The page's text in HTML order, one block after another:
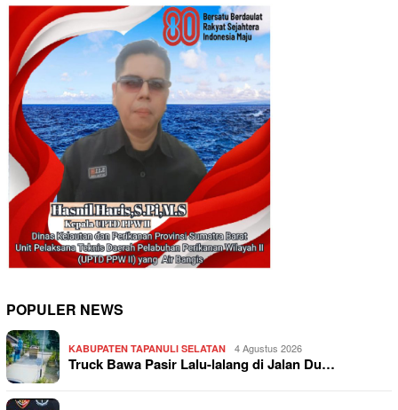
POPULER NEWS
KABUPATEN TAPANULI SELATAN 4 Agustus 2026
Truck Bawa Pasir Lalu-lalang di Jalan Du…